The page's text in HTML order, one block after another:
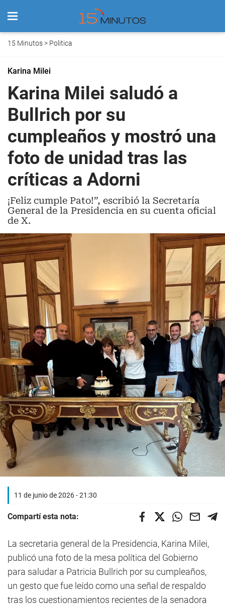
15 Minutos> Politica
Karina Milei
Karina Milei saludó a
Bullrich por su
cumpleaños y mostró una
foto de unidad tras las
críticas a Adorni
¡Feliz cumple Pato!”, escribió la Secretaría
General de la Presidencia en su cuenta oficial
de X.
11 de junio de 2026 - 21:30
Compartí esta nota:
La secretaria general de la Presidencia, Karina Milei,
publicó una foto de la mesa política del Gobierno
para saludar a Patricia Bullrich por su cumpleaños,
un gesto que fue leído como una señal de respaldo
tras los cuestionamientos recientes de la senadora